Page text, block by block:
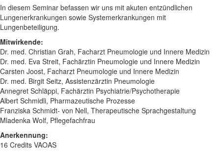
In diesem Seminar befassen wir uns mit akuten entzündlichen
Lungenerkrankungen sowie Systemerkrankungen mit
Lungenbeteiligung.
Mitwirkende:
Dr. med. Christian Grah, Facharzt Pneumologie und Innere Medizin
Dr. med. Eva Streit, Fachärztin Pneumologie und Innere Medizin
Carsten Joost, Facharzt Pneumologie und Innere Medizin
Dr. med. Birgit Seitz, Assistenzärztin Pneumologie
Annegret Schläppi, Fachärztin Psychiatrie/Psychotherapie
Albert Schmidli, Pharmazeutische Prozesse
Franziska Schmidt- von Nell, Therapeutische Sprachgestaltung
Mladenka Wolf, Pflegefachfrau
Anerkennung:
16 Credits VAOAS